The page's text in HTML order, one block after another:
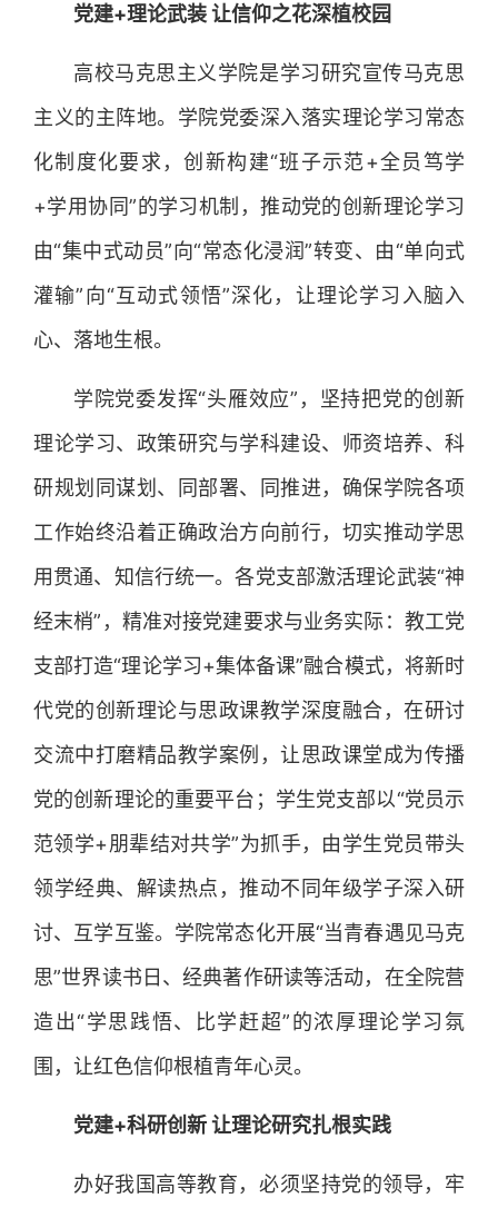
党建+理论武装 让信仰之花深植校园
高校马克思主义学院是学习研究宣传马克思
主义的主阵地。学院党委深入落实理论学习常态
化制度化要求，创新构建“班子示范+全员笃学
+学用协同”的学习机制，推动党的创新理论学习
由“集中式动员”向“常态化浸润”转变、由“单向式
灌输”向“互动式领悟”深化，让理论学习入脑入
心、落地生根。
学院党委发挥“头雁效应”，坚持把党的创新
理论学习、政策研究与学科建设、师资培养、科
研规划同谋划、同部署、同推进，确保学院各项
工作始终沿着正确政治方向前行，切实推动学思
用贯通、知信行统一。各党支部激活理论武装“神
经末梢”，精准对接党建要求与业务实际：教工党
支部打造“理论学习+集体备课”融合模式，将新时
代党的创新理论与思政课教学深度融合，在研讨
交流中打磨精品教学案例，让思政课堂成为传播
党的创新理论的重要平台；学生党支部以“党员示
范领学+朋辈结对共学”为抓手，由学生党员带头
领学经典、解读热点，推动不同年级学子深入研
讨、互学互鉴。学院常态化开展“当青春遇见马克
思”世界读书日、经典著作研读等活动，在全院营
造出“学思践悟、比学赶超”的浓厚理论学习氛
围，让红色信仰根植青年心灵。
党建+科研创新 让理论研究扎根实践
办好我国高等教育，必须坚持党的领导，牢